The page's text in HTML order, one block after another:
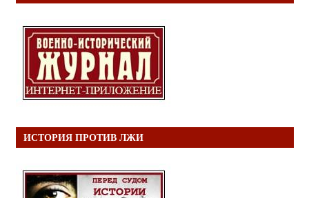
ИСТОРИЯ ПРОТИВ ЛЖИ